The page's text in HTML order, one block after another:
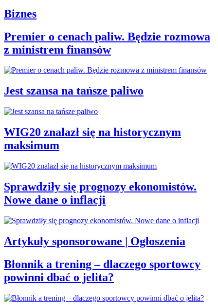
Biznes
Premier o cenach paliw. Będzie rozmowa
z ministrem finansów
Jest szansa na tańsze paliwo
WIG20 znalazł się na historycznym
maksimum
Sprawdziły się prognozy ekonomistów.
Nowe dane o inflacji
Artykuły sponsorowane | Ogłoszenia
Błonnik a trening – dlaczego sportowcy
powinni dbać o jelita?